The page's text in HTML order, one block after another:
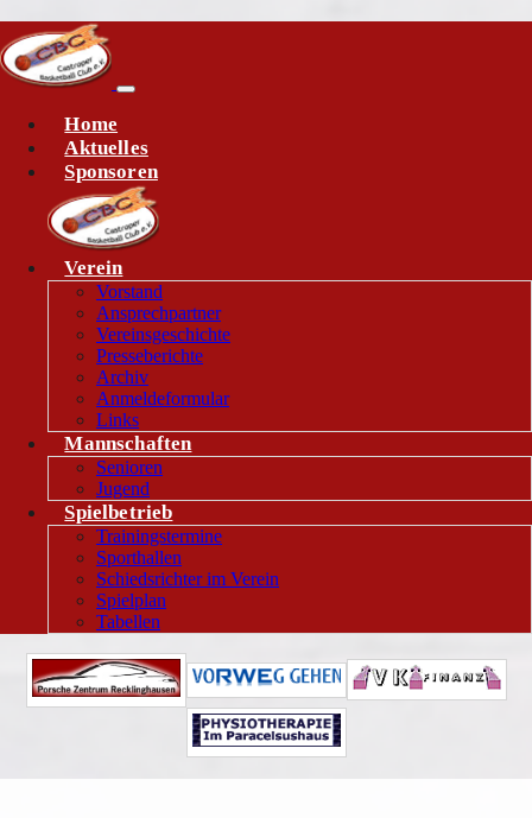
Home
Aktuelles
Sponsoren
Verein
Vorstand
Ansprechpartner
Vereinsgeschichte
Presseberichte
Archiv
Anmeldeformular
Links
Mannschaften
Senioren
Jugend
Spielbetrieb
Trainingstermine
Sporthallen
Schiedsrichter im Verein
Spielplan
Tabellen